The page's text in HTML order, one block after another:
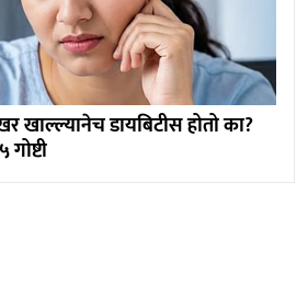
खाल्ल्यानेच डायबिटीस होतो का?